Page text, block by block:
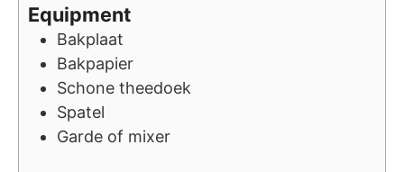
Equipment
Bakplaat
Bakpapier
Schone theedoek
Spatel
Garde of mixer